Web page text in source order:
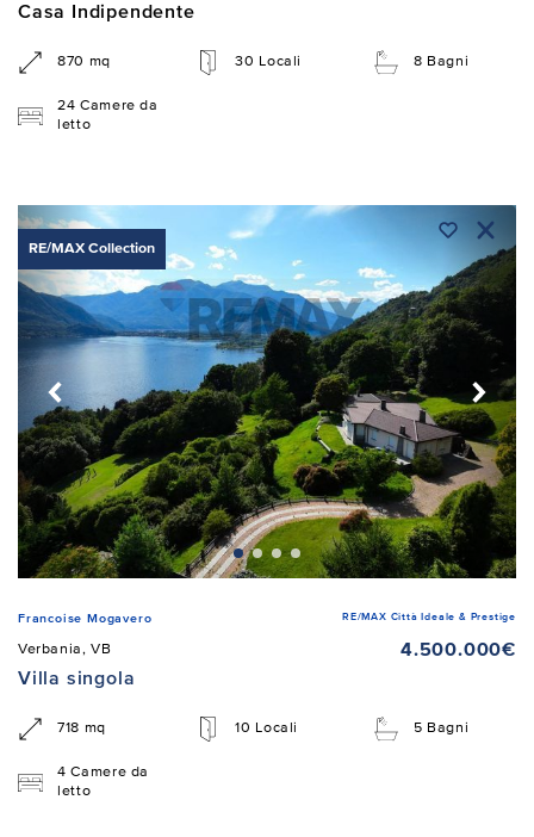
Casa Indipendente
870 mq 30 Locali 8 Bagni
24 Camere da
letto
RE/MAX Collection
Francoise Mogavero RE/MAX Città Ideale & Prestige
Verbania, VB
4.500.000€
Villa singola
718 mq 10 Locali 5 Bagni
4 Camere da
letto